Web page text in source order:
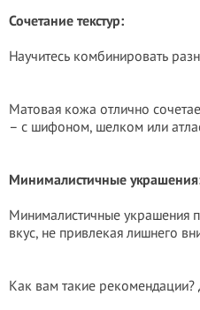
Сочетание текстур:
Научитесь комбинировать
Матовая кожа отлично
– с шифоном, шелком или
Минималистичные
Минималистичные украшения
вкус, не привлекая лишнего
Как вам такие